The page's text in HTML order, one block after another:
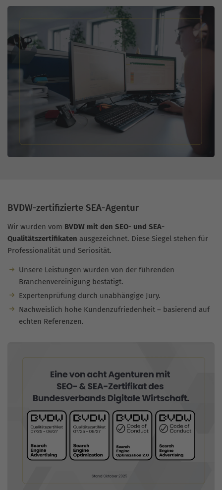
BVDW-zertifizierte SEA-Agentur
Wir wurden vom BVDW mit den SEO- und SEA-
Qualitätszertifikaten ausgezeichnet. Diese Siegel stehen für
Professionalität und Seriosität.
Unsere Leistungen wurden von der führenden
Branchenvereinigung bestätigt.
Expertenprüfung durch unabhängige Jury.
Nachweislich hohe Kundenzufriedenheit – basierend auf
echten Referenzen.